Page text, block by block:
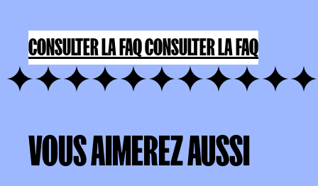
CONSULTER LA FAQCONSULTER LA FAQ
VOUSAIMEREZAUSSI